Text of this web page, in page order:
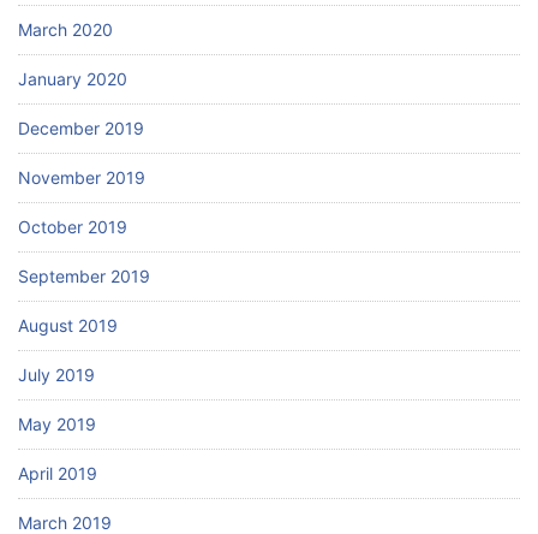
March 2020
January 2020
December 2019
November 2019
October 2019
September 2019
August 2019
July 2019
May 2019
April 2019
March 2019